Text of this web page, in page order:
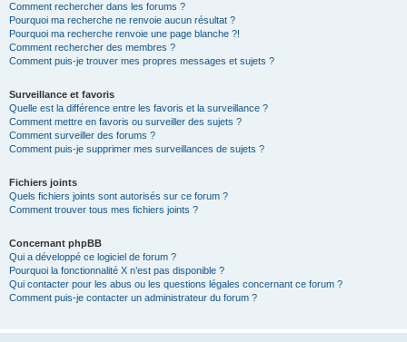
Comment rechercher dans les forums ?
Pourquoi ma recherche ne renvoie aucun résultat ?
Pourquoi ma recherche renvoie une page blanche ?!
Comment rechercher des membres ?
Comment puis-je trouver mes propres messages et sujets ?
Surveillance et favoris
Quelle est la différence entre les favoris et la surveillance ?
Comment mettre en favoris ou surveiller des sujets ?
Comment surveiller des forums ?
Comment puis-je supprimer mes surveillances de sujets ?
Fichiers joints
Quels fichiers joints sont autorisés sur ce forum ?
Comment trouver tous mes fichiers joints ?
Concernant phpBB
Qui a développé ce logiciel de forum ?
Pourquoi la fonctionnalité X n’est pas disponible ?
Qui contacter pour les abus ou les questions légales concernant ce forum ?
Comment puis-je contacter un administrateur du forum ?